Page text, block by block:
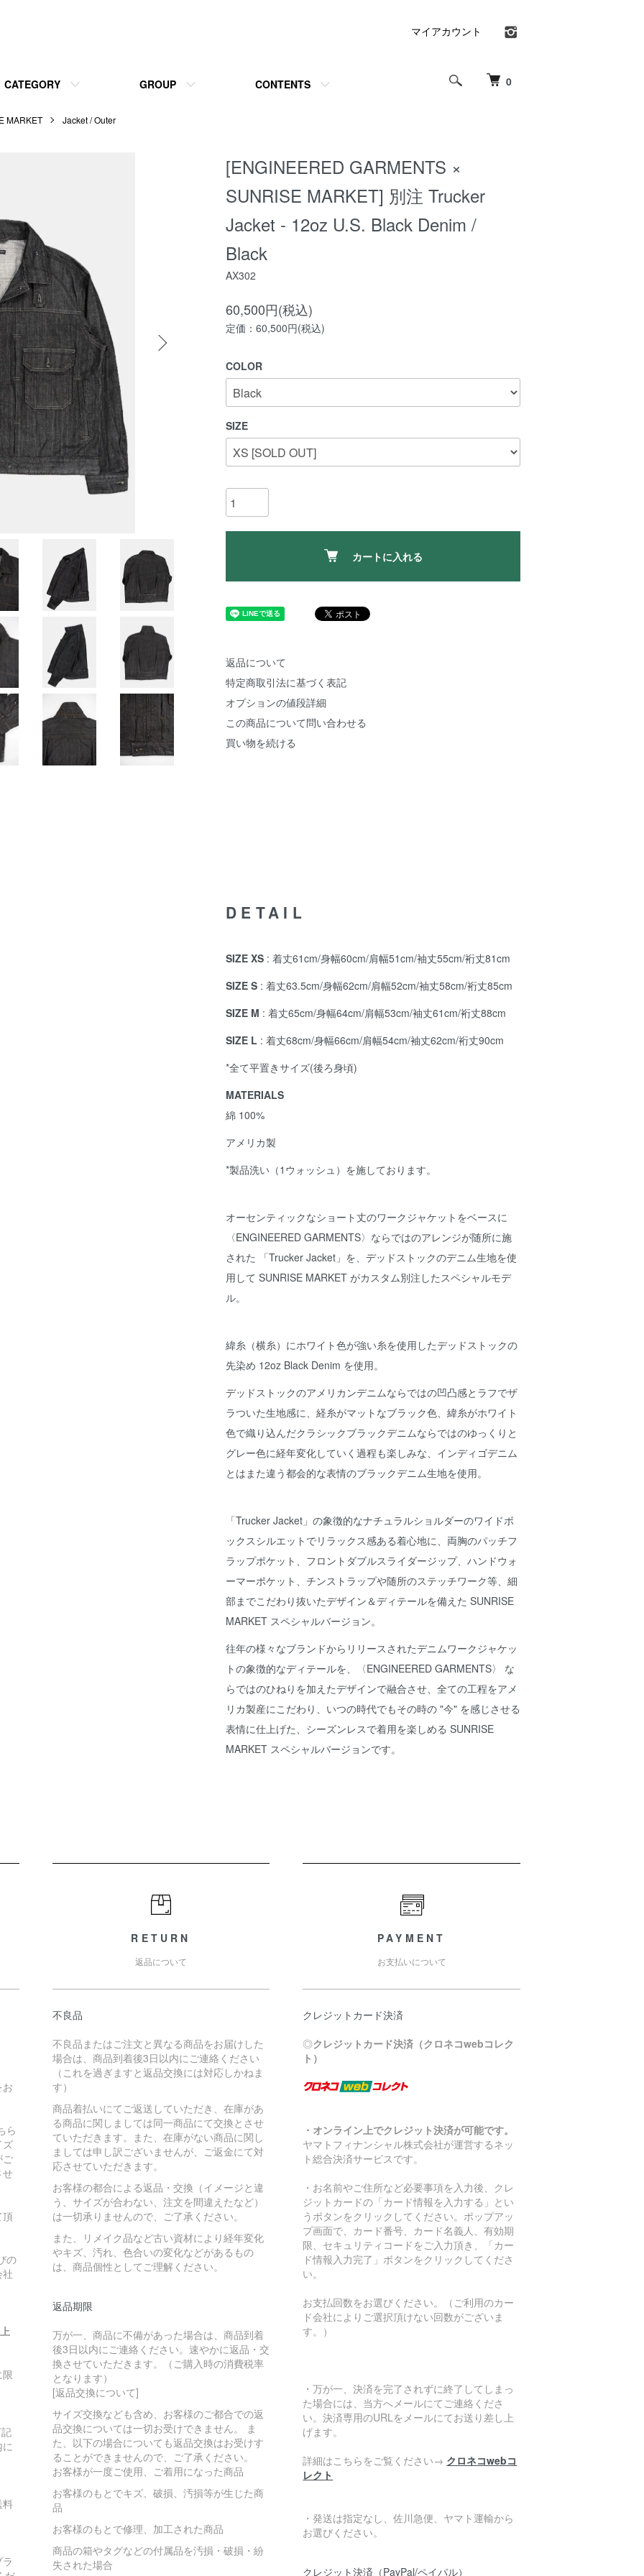
0
CATEGORY GROUP CONTENTS
マイアカウント
MARKET Jacket / Outer
[ENGINEERED GARMENTS ×
SUNRISE MARKET] 別注 Trucker
Jacket - 12oz U.S. Black Denim /
Black
AX302
60,500円(税込)
定価：60,500円(税込)
COLOR
SIZE
カートに入れる
返品について
特定商取引法に基づく表記
オプションの値段詳細
この商品について問い合わせる
買い物を続ける
DETAIL
SIZE XS : 着丈61cm/身幅60cm/肩幅51cm/袖丈55cm/裄丈81cm
SIZE S : 着丈63.5cm/身幅62cm/肩幅52cm/袖丈58cm/裄丈85cm
SIZE M : 着丈65cm/身幅64cm/肩幅53cm/袖丈61cm/裄丈88cm
SIZE L : 着丈68cm/身幅66cm/肩幅54cm/袖丈62cm/裄丈90cm
*全て平置きサイズ(後ろ身頃)
MATERIALS
綿 100%
アメリカ製
*製品洗い（1ウォッシュ）を施しております。
オーセンティックなショート丈のワークジャケットをベースに
〈ENGINEERED GARMENTS〉ならではのアレンジが随所に施
された 「Trucker Jacket」を、デッドストックのデニム生地を使
用して SUNRISE MARKET がカスタム別注したスペシャルモデ
ル。
緯糸（横糸）にホワイト色が強い糸を使用したデッドストックの
先染め 12oz Black Denim を使用。
デッドストックのアメリカンデニムならではの凹凸感とラフでザ
ラついた生地感に、経糸がマットなブラック色、緯糸がホワイト
色で織り込んだクラシックブラックデニムならではのゆっくりと
グレー色に経年変化していく過程も楽しみな、インディゴデニム
とはまた違う都会的な表情のブラックデニム生地を使用。
「Trucker Jacket」の象徴的なナチュラルショルダーのワイドボ
ックスシルエットでリラックス感ある着心地に、両胸のパッチフ
ラップポケット、フロントダブルスライダージップ、ハンドウォ
ーマーポケット、チンストラップや随所のステッチワーク等、細
部までこだわり抜いたデザイン＆ディテールを備えた SUNRISE
MARKET スペシャルバージョン。
往年の様々なブランドからリリースされたデニムワークジャケッ
トの象徴的なディテールを、〈ENGINEERED GARMENTS〉 な
らではのひねりを加えたデザインで融合させ、全ての工程をアメ
リカ製産にこだわり、いつの時代でもその時の "今" を感じさせる
表情に仕上げた、シーズンレスで着用を楽しめる SUNRISE
MARKET スペシャルバージョンです。
ら
ズ
ご
の
料
RETURN
返品について
不良品
不良品またはご注文と異なる商品をお届けした
場合は、商品到着後3日以内にご連絡ください
（これを過ぎますと返品交換には対応しかねま
す）
商品着払いにてご返送していただき、在庫があ
る商品に関しましては同一商品にて交換とさせ
ていただきます。また、在庫がない商品に関し
ましては申し訳ございませんが、ご返金にて対
応させていただきます。
お客様の都合による返品・交換（イメージと違
う、サイズが合わない、注文を間違えたなど）
は一切承りませんので、ご了承ください。
また、リメイク品など古い資材により経年変化
やキズ、汚れ、色合いの変化などがあるもの
は、商品個性としてご理解ください。
返品期限
万が一、商品に不備があった場合は、商品到着
後3日以内にご連絡ください。速やかに返品・交
換させていただきます。（ご購入時の消費税率
となります）
[返品交換について]
サイズ交換なども含め、お客様のご都合での返
品交換については一切お受けできません。 ま
た、以下の場合についても返品交換はお受けす
ることができませんので、ご了承ください。
お客様が一度ご使用、ご着用になった商品
お客様のもとでキズ、破損、汚損等が生じた商
品
お客様のもとで修理、加工された商品
商品の箱やタグなどの付属品を汚損・破損・紛
失された場合
PAYMENT
お支払いについて
クレジットカード決済
◎クレジットカード決済（クロネコwebコレク
ト）
・オンライン上でクレジット決済が可能です。
ヤマトフィナンシャル株式会社が運営するネッ
ト総合決済サービスです。
・お名前やご住所など必要事項を入力後、クレ
ジットカードの「カード情報を入力する」とい
うボタンをクリックしてください。ポップアッ
プ画面で、カード番号、カード名義人、有効期
限、セキュリティコードをご入力頂き、「カー
ド情報入力完了」ボタンをクリックしてくださ
い。
お支払回数をお選びください。（ご利用のカー
ド会社によりご選択頂けない回数がございま
す。）
・万が一、決済を完了されずに終了してしまっ
た場合には、当方へメールにてご連絡くださ
い。決済専用のURLをメールにてお送り差し上
げます。
詳細はこちらをご覧ください→ クロネコwebコ
レクト
・発送は指定なし、佐川急便、ヤマト運輸から
お選びください。
クレジット決済（PayPal/ペイパル）